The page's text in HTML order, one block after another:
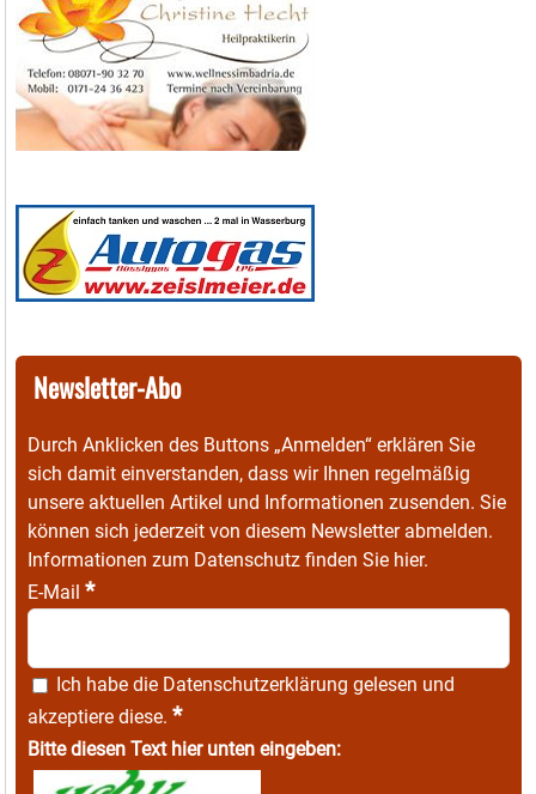
Newsletter-Abo
Durch Anklicken des Buttons „Anmelden“ erklären Sie
sich damit einverstanden, dass wir Ihnen regelmäßig
unsere aktuellen Artikel und Informationen zusenden. Sie
können sich jederzeit von diesem Newsletter abmelden.
Informationen zum Datenschutz finden Sie hier.
E-Mail *
Ich habe die Datenschutzerklärung gelesen und
akzeptiere diese. *
Bitte diesen Text hier unten eingeben: